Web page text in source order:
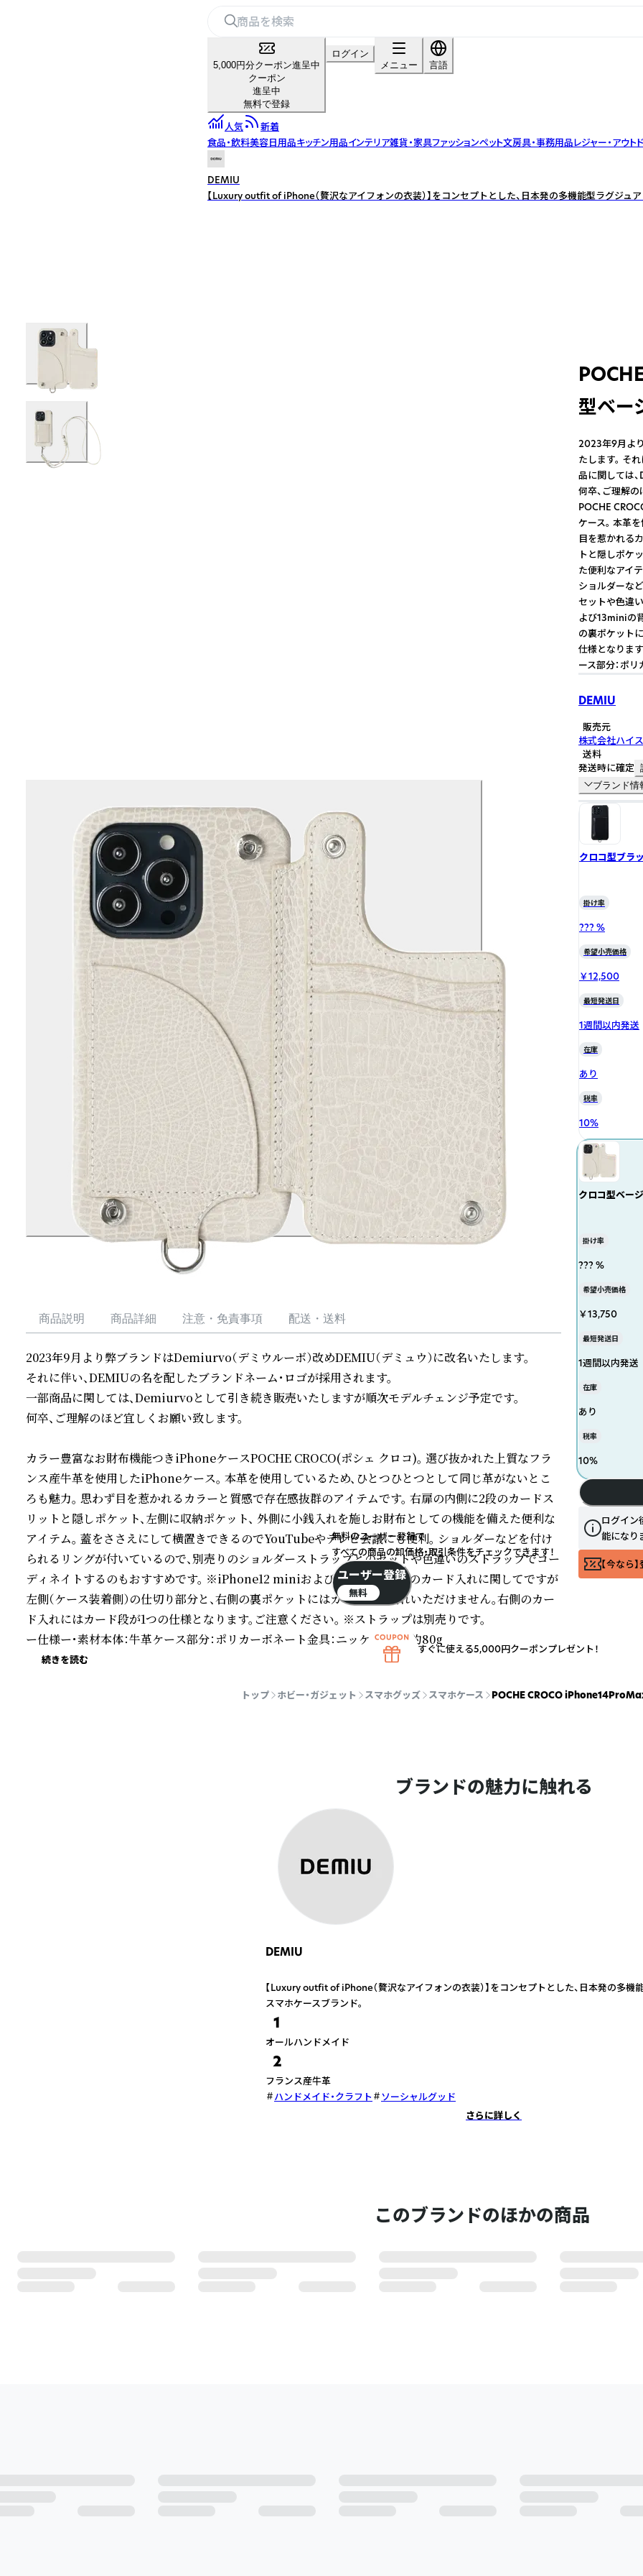
5,000円分クーポン進呈中
クーポン
進呈中
無料で登録
ログイン
メニュー
言語
人気
新着
食品・飲料美容日用品キッチン用品インテリア雑貨・家具ファッションペット文房具・事務用品レジャー・アウト
DEMIU
【Luxury outfit of iPhone（贅沢なアイフォンの衣装）】をコンセプトとした、日本発の多機能型ラグジュ
商品説明 商品詳細 注意・免責事項 配送・送料
2023年9月より弊ブランドはDemiurvo（デミウルーボ）改めDEMIU（デミュウ）に改名いたします。
それに伴い、DEMIUの名を配したブランドネーム・ロゴが採用されます。
一部商品に関しては、Demiurvoとして引き続き販売いたしますが順次モデルチェンジ予定です。
何卒、ご理解のほど宜しくお願い致します。
カラー豊富なお財布機能つきiPhoneケースPOCHE CROCO(ポシェ クロコ)。 選び抜かれた上質なフラ
ンス産牛革を使用したiPhoneケース。 本革を使用しているため、ひとつひとつとして同じ革がないとこ
ろも魅力。 思わず目を惹かれるカラーと質感で存在感抜群のアイテムです。 右扉の内側に2段のカードス
リットと隠しポケット、左側に収納ポケット、 外側に小銭入れを施しお財布としての機能を備えた便利な
アイテム。 蓋をささえにして横置きできるのでYouTubeやテレビ会議にも便利。 ショルダーなどを付け
られるリングが付いているので、別売りのショルダーストラップとのセットや色違いのストラップでコー
ディネイトするのもおすすめです。 ※iPhone12 miniおよび13miniの背面のカード入れに関してですが
左側（ケース装着側）の仕切り部分と、右側の裏ポケットにはカードはお入れいただけません。右側のカー
ド入れにはカード段が1つの仕様となります。ご注意ください。 ※ストラップは別売りです。
ー仕様ー・素材本体：牛革ケース部分：ポリカーボネート金具：ニッケル・重量約80g
続きを読む
型ベー
2023年9月よ
たします。 そ
品に関しては
何卒、ご理解
POCHE
ケース。 本革
目を惹かれる
トと隠しポケ
た便利なアイ
ショルダーな
セットや色違
よび13miniの
の裏ポケット
仕様となりま
ース部分：ポ
DEMIU
販売元
株式会社ハイ
送料
発送時に確定
ブランド情
クロコ型ブラ
掛け率
??? %
希望小売価格
￥12,500
最短発送日
1週間以内発送
在庫
あり
税率
10%
クロコ型ベー
掛け率
??? %
希望小売価格
￥13,750
最短発送日
1週間以内発送
在庫
あり
税率
10%
ログイン
能になり
【今なら
トップ ホビー・ガジェット スマホグッズ スマホケース POCHE CROCO
ブランドの魅力に触れる
DEMIU
【Luxury outfit of iPhone（贅沢なアイフォンの衣装）】をコンセプトとした、日本発の多機
スマホケースブランド。
1
オールハンドメイド
2
フランス産牛革
ハンドメイド・クラフト
ソーシャルグッド
さらに詳しく
このブランドのほかの商品
無料のユーザー登録で
すべての商品の卸価格・取引条件をチェックできます！
ユーザー登録
無料
すぐに使える5,000円クーポンプレゼント！